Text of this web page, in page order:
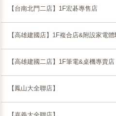
【台南北門二店】1F宏碁專售店
【高雄建國店】1F複合店&附設家電
【高雄建國二店】1F筆電&桌機專賣店
【鳳山大全聯店】